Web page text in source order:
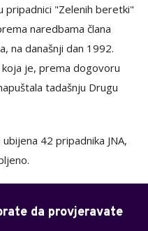
pripadnici "Zelenih beretki"
naredbama člana
na današnji dan 1992.
koja je, prema dogovoru
tadašnju Drugu
42 pripadnika JNA,
da provjeravate